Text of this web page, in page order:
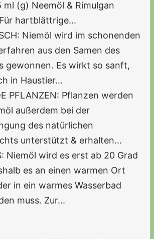
ml (g) Neemöl & Rimulgan
hartblättrige...
Niemöl wird im schonenden
aus den Samen des
gewonnen. Es wirkt so sanft,
in Haustier...
PFLANZEN: Pflanzen werden
außerdem bei der
des natürlichen
unterstützt & erhalten...
Niemöl wird es erst ab 20 Grad
es an einen warmen Ort
in ein warmes Wasserbad
muss. Zur...